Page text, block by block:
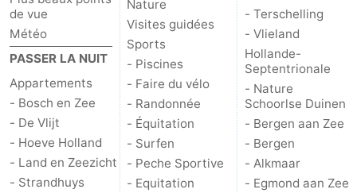
de vue
Météo
PASSER LA NUIT
Appartements
- Bosch en Zee
- De Vlijt
- Hoeve Holland
- Land en Zeezicht
- Strandhuys
Nature
Visites guidées
Sports
- Piscines
- Faire du vélo
- Randonnée
- Équitation
- Surfen
- Peche Sportive
- Equitation
- Terschelling
- Vlieland
Hollande-
Septentrionale
- Nature
Schoorlse Duinen
- Bergen aan Zee
- Bergen
- Alkmaar
- Egmond aan Zee